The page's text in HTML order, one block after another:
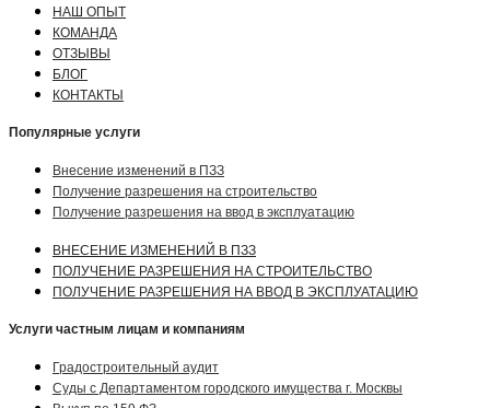
НАШ ОПЫТ
КОМАНДА
ОТЗЫВЫ
БЛОГ
КОНТАКТЫ
Популярные услуги
Внесение изменений в ПЗЗ
Получение разрешения на строительство
Получение разрешения на ввод в эксплуатацию
ВНЕСЕНИЕ ИЗМЕНЕНИЙ В ПЗЗ
ПОЛУЧЕНИЕ РАЗРЕШЕНИЯ НА СТРОИТЕЛЬСТВО
ПОЛУЧЕНИЕ РАЗРЕШЕНИЯ НА ВВОД В ЭКСПЛУАТАЦИЮ
Услуги частным лицам и компаниям
Градостроительный аудит
Суды с Департаментом городского имущества г. Москвы